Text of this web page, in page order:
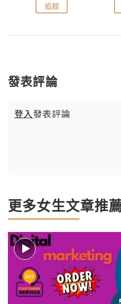
追蹤
發表評論
登入發表評論
更多女生文章推